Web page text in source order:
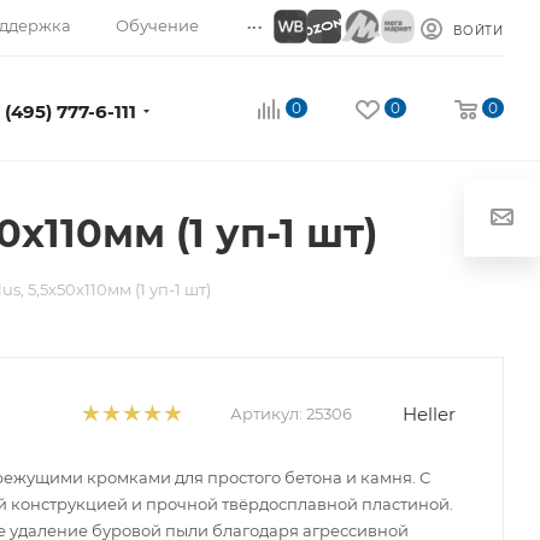
Обучение ... ВОЙТИ
(495) 777-6-111 0 0 0
(1 уп-1 шт)
5,5х50х110мм (1 уп-1 шт)
Артикул: 25306 Heller
кромками для простого бетона и камня. С
конструкцией и прочной твёрдосплавной пластиной.
удаление буровой пыли благодаря агрессивной